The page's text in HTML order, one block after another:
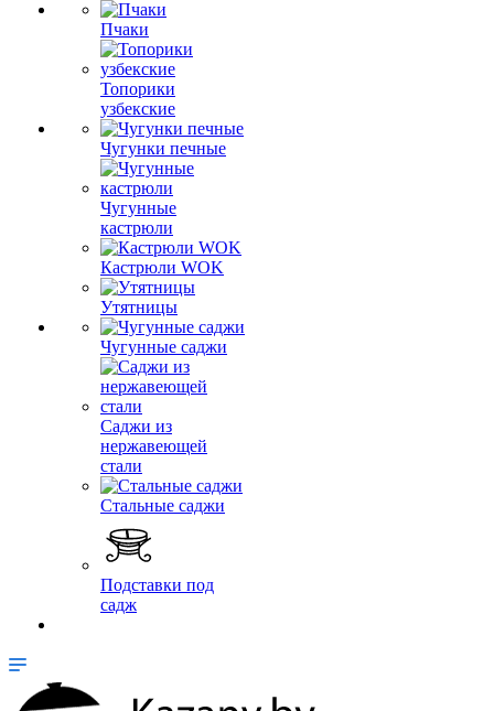
Пчаки
Топорики
узбекские
Чугунки печные
Чугунные
кастрюли
Кастрюли WOK
Утятницы
Чугунные саджи
Саджи из
нержавеющей
стали
Стальные саджи
Подставки под
садж